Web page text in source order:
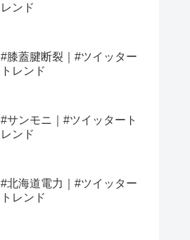
レンド
#膝蓋腱断裂｜#ツイッター
トレンド
#サンモニ｜#ツイッタート
レンド
#北海道電力｜#ツイッター
トレンド